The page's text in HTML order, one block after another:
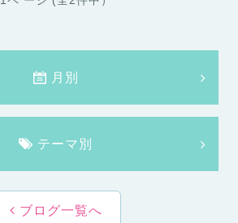
月別
テーマ別
ブログ一覧へ